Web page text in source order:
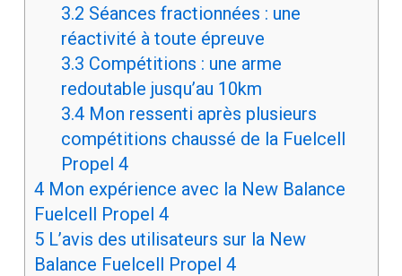
3.2 Séances fractionnées : une
réactivité à toute épreuve
3.3 Compétitions : une arme
redoutable jusqu’au 10km
3.4Mon ressenti après plusieurs
compétitions chaussé de la Fuelcell
Propel 4
4Mon expérience avec la New Balance
Fuelcell Propel 4
5L’avis des utilisateurs sur la New
Balance Fuelcell Propel 4